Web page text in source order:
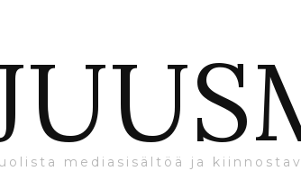
mediasisältöä ja